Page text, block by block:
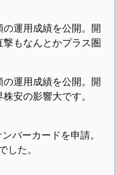
の運用成績を公開。開
もなんとかプラス圏
の運用成績を公開。開
安の影響大です。
バーカードを申請。
した。